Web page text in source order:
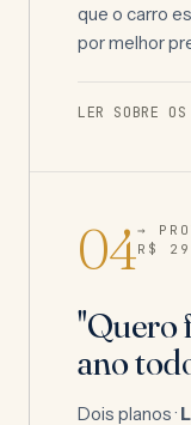
que o carro
por melhor
LER SOBRE
04→
R$
"Quero
ano
Dois planos ·